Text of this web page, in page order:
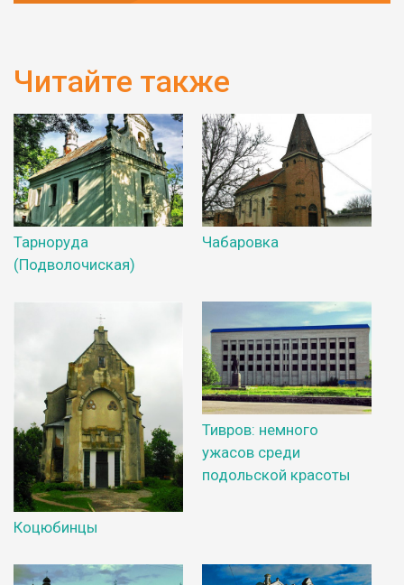
Читайте также
Тарноруда
(Подволочиская)
Чабаровка
Коцюбинцы
Тивров: немного
ужасов среди
подольской красоты